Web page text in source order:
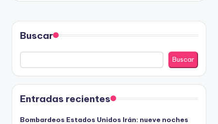
Buscar
Buscar
Entradas recientes
Bombardeos Estados Unidos Irán: nueve noches